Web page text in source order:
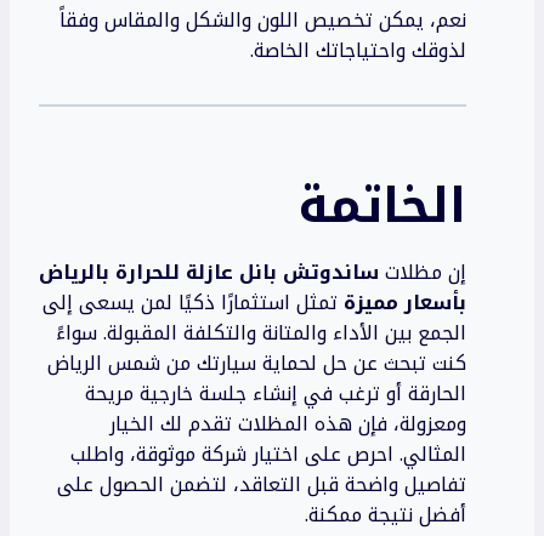
نعم، يمكن تخصيص اللون والشكل والمقاس وفقاً
لذوقك واحتياجاتك الخاصة.
الخاتمة
إن مظلاتساندوتش بانل عازلة للحرارة بالرياض
بأسعار مميزة تمثل استثمارًا ذكيًا لمن يسعى إلى
الجمع بين الأداء والمتانة والتكلفة المقبولة. سواءً
كنت تبحث عن حل لحماية سيارتك من شمس الرياض
الحارقة أو ترغب في إنشاء جلسة خارجية مريحة
ومعزولة، فإن هذه المظلات تقدم لك الخيار
المثالي. احرص على اختيار شركة موثوقة، واطلب
تفاصيل واضحة قبل التعاقد، لتضمن الحصول على
أفضل نتيجة ممكنة.